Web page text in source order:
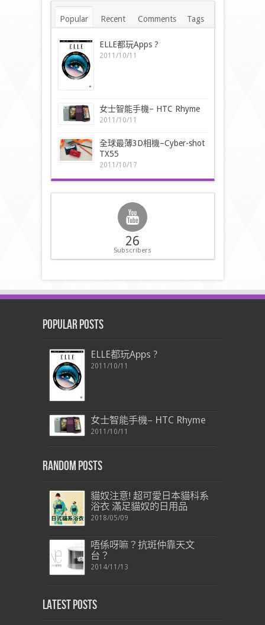
Popular Recent Comments Tags
ELLE都玩Apps ?
2011/10/11
女士智能手機– HTC Rhyme
2011/10/11
全球最薄3D相機–Cyber-shot
TX55
2011/10/17
26
Subscribers
Popular Posts
ELLE都玩Apps ?
2011/10/11
女士智能手機– HTC Rhyme
2011/10/11
Random Posts
貓奴注意! 超可愛日本貓科系
浴衣 滿足貓奴的日用品
2018/05/09
唔係呀嘛？抗斑仲靠天文
台？
2014/11/13
Latest Posts